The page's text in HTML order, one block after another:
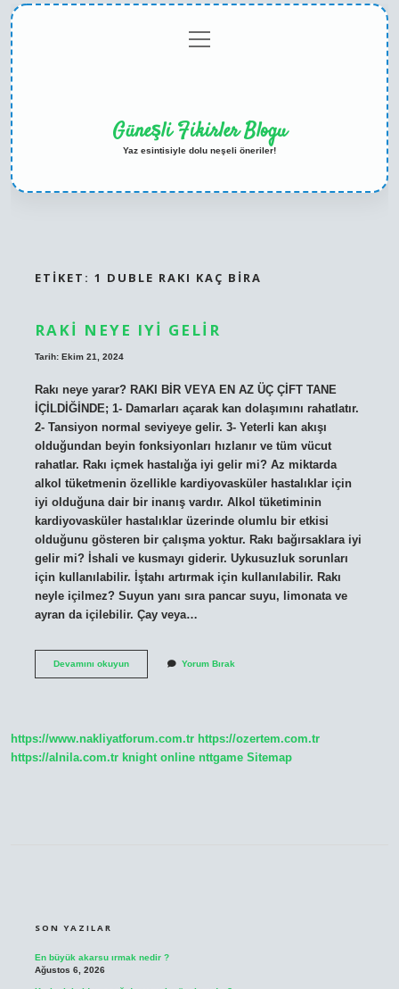
menüyü
aç
Güneşli Fikirler Blogu
Yaz esintisiyle dolu neşeli öneriler!
ETIKET: 1 DUBLE RAKI KAÇ BIRA
RAKI NEYE IYI GELIR
Tarih: Ekim 21, 2024
Rakı neye yarar? RAKI BİR VEYA EN AZ ÜÇ ÇİFT TANE
İÇİLDİĞİNDE; 1- Damarları açarak kan dolaşımını rahatlatır.
2- Tansiyon normal seviyeye gelir. 3- Yeterli kan akışı
olduğundan beyin fonksiyonları hızlanır ve tüm vücut
rahatlar. Rakı içmek hastalığa iyi gelir mi? Az miktarda
alkol tüketmenin özellikle kardiyovasküler hastalıklar için
iyi olduğuna dair bir inanış vardır. Alkol tüketiminin
kardiyovasküler hastalıklar üzerinde olumlu bir etkisi
olduğunu gösteren bir çalışma yoktur. Rakı bağırsaklara iyi
gelir mi? İshali ve kusmayı giderir. Uykusuzluk sorunları
için kullanılabilir. İştahı artırmak için kullanılabilir. Rakı
neyle içilmez? Suyun yanı sıra pancar suyu, limonata ve
ayran da içilebilir. Çay veya…
Devamını okuyunRaki
Yorum Bırak
https://www.nakliyatforum.com.tr https://ozertem.com.tr
https://alnila.com.tr knight online nttgame Sitemap
SON YAZILAR
En büyük akarsu ırmak nedir ?
Ağustos 6, 2026